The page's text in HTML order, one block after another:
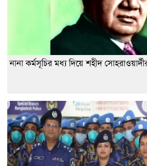
নানা কর্মসূচির মধ্য দিয়ে শহীদ